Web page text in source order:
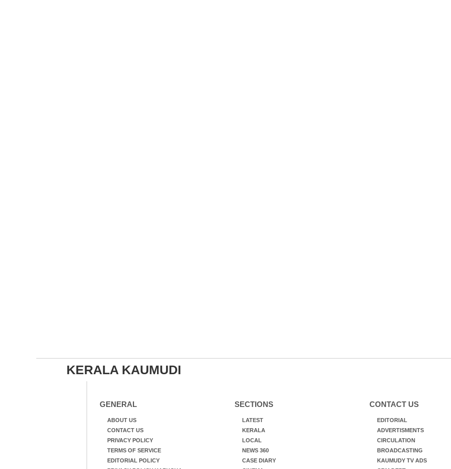
KERALA KAUMUDI
GENERAL
ABOUT US
CONTACT US
PRIVACY POLICY
TERMS OF SERVICE
EDITORIAL POLICY
SECTIONS
LATEST
KERALA
LOCAL
NEWS 360
CASE DIARY
CONTACT US
EDITORIAL
ADVERTISMENTS
CIRCULATION
BROADCASTING
KAUMUDY TV ADS